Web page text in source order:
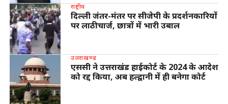
राष्ट्रीय
दिल्ली जंतर-मंतर पर सीजेपी के प्रदर्शनकारियों
पर लाठीचार्ज, छात्रों में भारी उबाल
उत्तराखण्ड
एससी ने उत्तराखंड हाईकोर्ट के 2024 के आदेश
को रद्द किया, अब हल्द्वानी में ही बनेगा कोर्ट